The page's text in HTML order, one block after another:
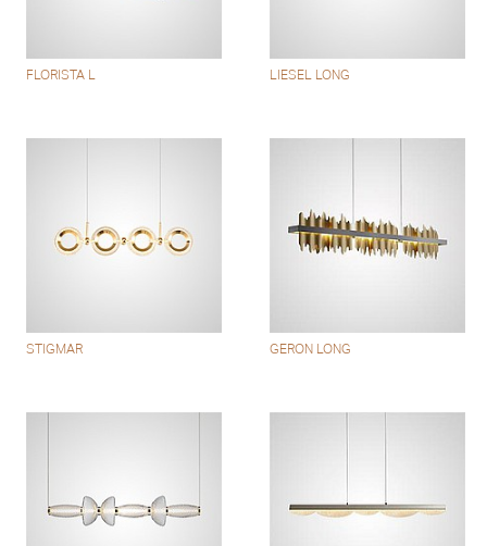
FLORISTA L LIESEL LONG
STIGMAR GERON LONG